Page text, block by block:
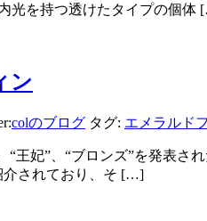
光を持つ透けたタイプの個体
ン
colのブログ タグ: エメラルド
“王妃”、“ブロンズ”を発表
介されており、そ […]